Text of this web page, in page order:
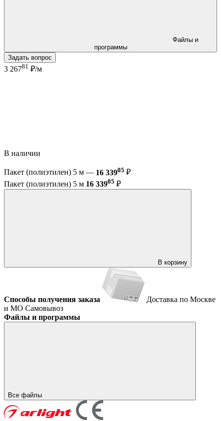
программы
Задать вопрос
3 26781 ₽/м
В наличии
Пакет (полиэтилен) 5 м — 16 33905 ₽
Пакет (полиэтилен) 5 м 16 33905 ₽
В корзину
Способы получения заказа
Доставка по Москве
и МО Самовывоз
Файлы и программы
Все файлы